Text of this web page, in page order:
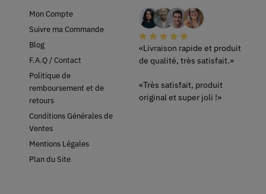
Mon Compte
Suivre ma Commande
Blog
F.A.Q / Contact
Politique de
remboursement et de
retours
Conditions Générales de
Ventes
Mentions Légales
Plan du Site
«Livraison rapide et produit
de qualité, très satisfait.»
«Très satisfait, produit
original et super joli !»